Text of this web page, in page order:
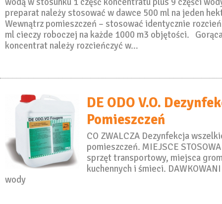
preparat należy stosować w dawce 500 ml na jeden
Wewnątrz pomieszczeń – stosować identycznie
ml cieczy roboczej na każde 1000 m3 objętości.
koncentrat należy rozcieńczyć w…
DE ODO V.O.
Pomieszczeń
CO ZWALCZA Dezynfekcja
pomieszczeń. MIEJSCE
sprzęt transportowy, miejsca
kuchennych i śmieci.
wody